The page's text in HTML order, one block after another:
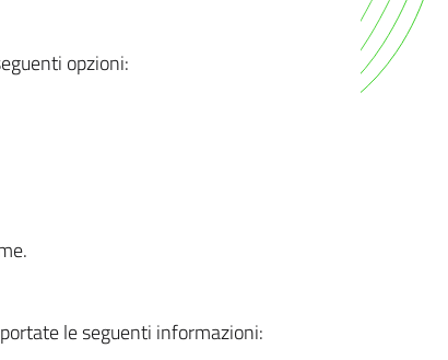
opzioni:
le seguenti informazioni: